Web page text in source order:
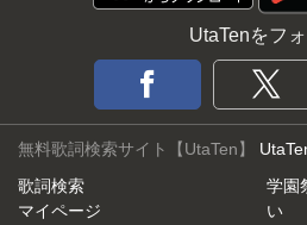
UtaTenをフ
無料歌詞検索サイト【UtaTen】
歌詞検索
マイページ
学園
い